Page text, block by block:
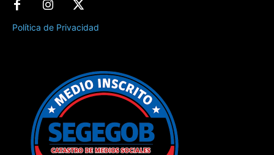
Política de Privacidad